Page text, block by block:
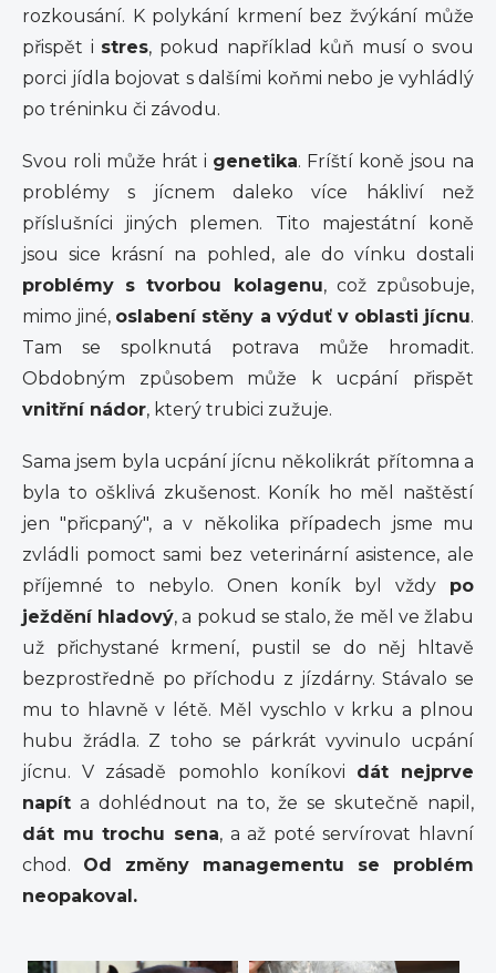
rozkousání. K polykání krmení bez žvýkání může
přispět i stres, pokud například kůň musí o svou
porci jídla bojovat s dalšími koňmi nebo je vyhládlý
po tréninku či závodu.
Svou roli může hrát i genetika. Fríští koně jsou na
problémy s jícnem daleko více hákliví než
příslušníci jiných plemen. Tito majestátní koně
jsou sice krásní na pohled, ale do vínku dostali
problémy s tvorbou kolagenu, což způsobuje,
mimo jiné, oslabení stěny a výduť v oblasti jícnu.
Tam se spolknutá potrava může hromadit.
Obdobným způsobem může k ucpání přispět
vnitřní nádor, který trubici zužuje.
Sama jsem byla ucpání jícnu několikrát přítomna a
byla to ošklivá zkušenost. Koník ho měl naštěstí
jen "přicpaný", a v několika případech jsme mu
zvládli pomoct sami bez veterinární asistence, ale
příjemné to nebylo. Onen koník byl vždy po
ježdění hladový, a pokud se stalo, že měl ve žlabu
už přichystané krmení, pustil se do něj hltavě
bezprostředně po příchodu z jízdárny. Stávalo se
mu to hlavně v létě. Měl vyschlo v krku a plnou
hubu žrádla. Z toho se párkrát vyvinulo ucpání
jícnu. V zásadě pomohlo koníkovi dát nejprve
napít a dohlédnout na to, že se skutečně napil,
dát mu trochu sena, a až poté servírovat hlavní
chod. Od změny managementu se problém
neopakoval.